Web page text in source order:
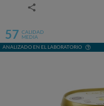
57 CALIDAD
MEDIA
ANALIZADO EN EL LABORATORIO